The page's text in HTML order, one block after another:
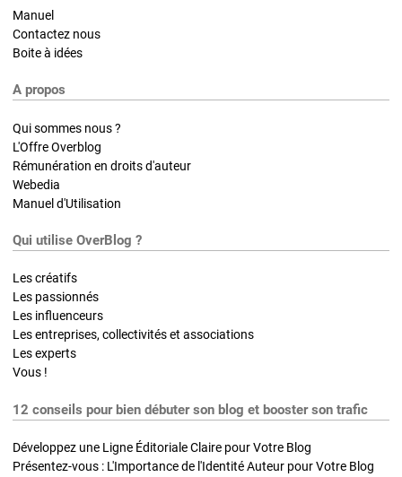
Manuel
Contactez nous
Boite à idées
A propos
Qui sommes nous ?
L'Offre Overblog
Rémunération en droits d'auteur
Webedia
Manuel d'Utilisation
Qui utilise OverBlog ?
Les créatifs
Les passionnés
Les influenceurs
Les entreprises, collectivités et associations
Les experts
Vous !
12 conseils pour bien débuter son blog et booster son trafic
Développez une Ligne Éditoriale Claire pour Votre Blog
Présentez-vous : L'Importance de l'Identité Auteur pour Votre Blog